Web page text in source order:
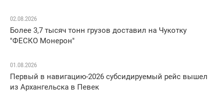
02.08.2026
Более 3,7 тысяч тонн грузов доставил на Чукотку
"ФЕСКО Монерон"
01.08.2026
Первый в навигацию-2026 субсидируемый рейс вышел
из Архангельска в Певек